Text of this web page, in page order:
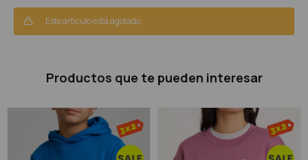
Este artículo está agotado.
Productos que te pueden interesar